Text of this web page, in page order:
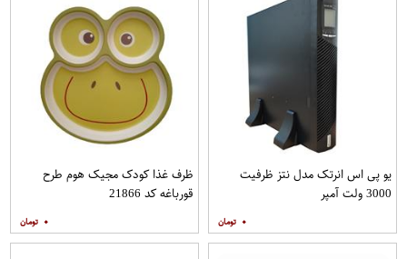
یو پی اس انرتک مدل نتز ظرفیت
3000 ولت آمپر
۰
ظرف غذا کودک مجیک هوم طرح
قورباغه کد 21866
۰